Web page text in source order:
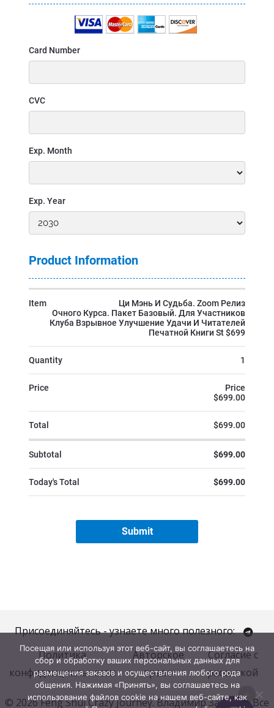
Присоединяйтесь - узнаете много полезного:
Политика
конфиденциальности
Авторское
право
Согласие с
рассылкой
© 2026 Feng Shui Crazy Journey. Владимир Захаров. Все
Посещая или используя этот веб-сайт, вы соглашаетесь на
сбор и обработку ваших персональных данных для
размещения заказов и осуществления любого рода
общения. Нажимая «Принять», вы соглашаетесь на
использование файлов cookie на нашем веб-сайте, как